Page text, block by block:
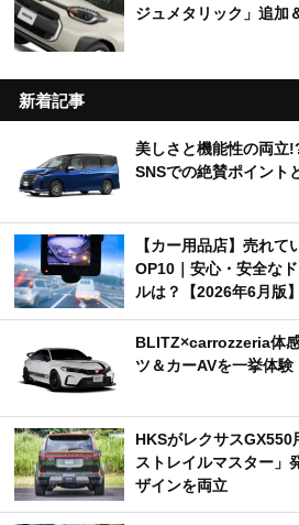
ジュメタリック」追加
新着記事
美しさと機能性の両立
SNSでの絶賛ポイント
【カー用品店】売れ
OP10｜安心・安全な
ルは？【2026年6月版】
BLITZ×carrozzeria体
ツ＆カーAVを一挙体験
HKSがレクサスGX550
ストレイルマスター
ザインを両立